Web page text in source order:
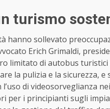
turismo
hanno sollevato
Erich Grimaldi,
limitato di autobus
la pulizia e la sicurezza,
di videosorveglianza
per i principianti sugli